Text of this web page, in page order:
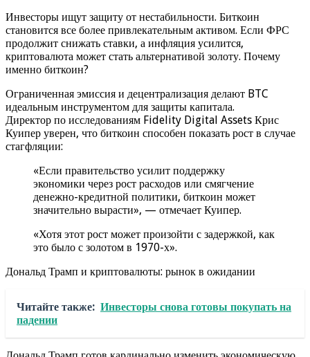
Инвесторы ищут защиту от нестабильности. Биткоин
становится все более привлекательным активом. Если ФРС
продолжит снижать ставки, а инфляция усилится,
криптовалюта может стать альтернативой золоту. Почему
именно биткоин?
Ограниченная эмиссия и децентрализация делают BTC
идеальным инструментом для защиты капитала.
Директор по исследованиям Fidelity Digital Assets Крис
Куипер уверен, что биткоин способен показать рост в случае
стагфляции:
«Если правительство усилит поддержку
экономики через рост расходов или смягчение
денежно-кредитной политики, биткоин может
значительно вырасти», — отмечает Куипер.
«Хотя этот рост может произойти с задержкой, как
это было с золотом в 1970-х».
Дональд Трамп и криптовалюты: рынок в ожидании
Читайте также: Инвесторы снова готовы покупать на
падении